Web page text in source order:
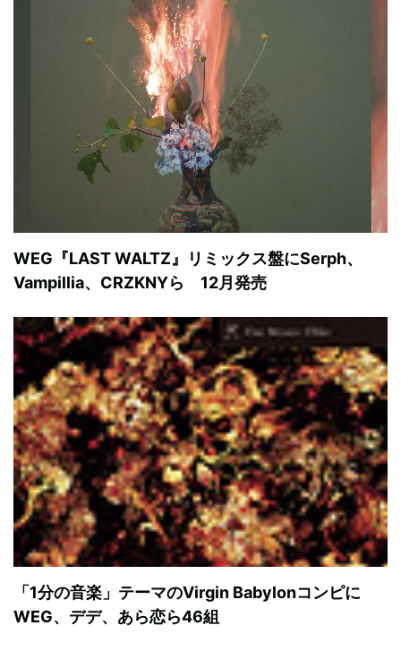
WEG『LAST WALTZ』リミックス盤にSerph、
Vampillia、CRZKNYら 12月発売
「1分の音楽」テーマのVirgin Babylonコンピに
WEG、デデ、あら恋ら46組